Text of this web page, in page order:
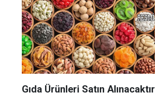
Gıda Ürünleri Satın Alınacaktır